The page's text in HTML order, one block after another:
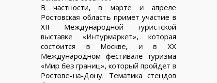
В частности, в марте и апреле
Ростовская область примет участие в
XII Международной туристской
выставке «Интурмаркет», которая
состоится в Москве, и в XХ
Международном фестивале туризма
«Мир без границ», который пройдет в
Ростове-на-Дону. Тематика стендов